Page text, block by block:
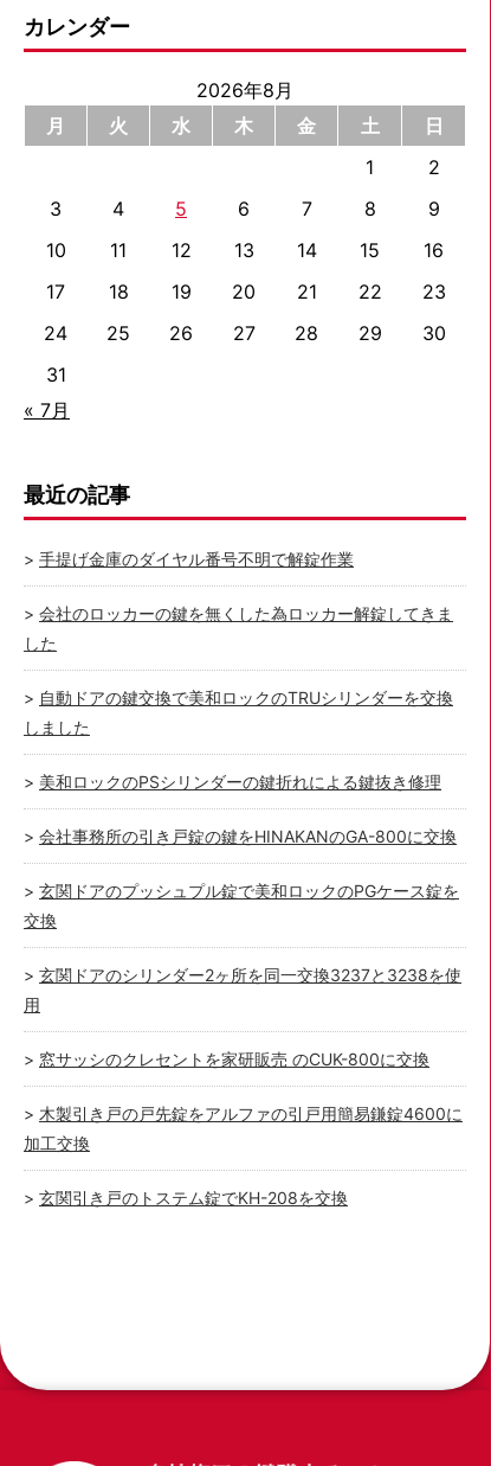
カレンダー
2026年8月
月
火 水 木 金 土
日
1
2
3
4 5 6 7 8
9
10
11 12 13 14 15
16
17
18 19 20 21 22
23
24
25 26 27 28 29
30
31
« 7月
最近の記事
手提げ金庫のダイヤル番号不明で解錠作業
会社のロッカーの鍵を無くした為ロッカー解錠してきま
した
自動ドアの鍵交換で美和ロックのTRUシリンダーを交換
しました
美和ロックのPSシリンダーの鍵折れによる鍵抜き修理
会社事務所の引き戸錠の鍵をHINAKANのGA-800に交換
玄関ドアのプッシュプル錠で美和ロックのPGケース錠を
交換
玄関ドアのシリンダー2ヶ所を同一交換3237と3238を使
用
窓サッシのクレセントを家研販売 のCUK-800に交換
木製引き戸の戸先錠をアルファの引戸用簡易鎌錠4600に
加工交換
玄関引き戸のトステム錠でKH-208を交換